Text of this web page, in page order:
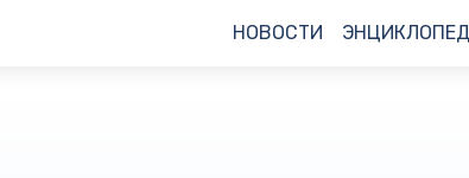
НОВОСТИ